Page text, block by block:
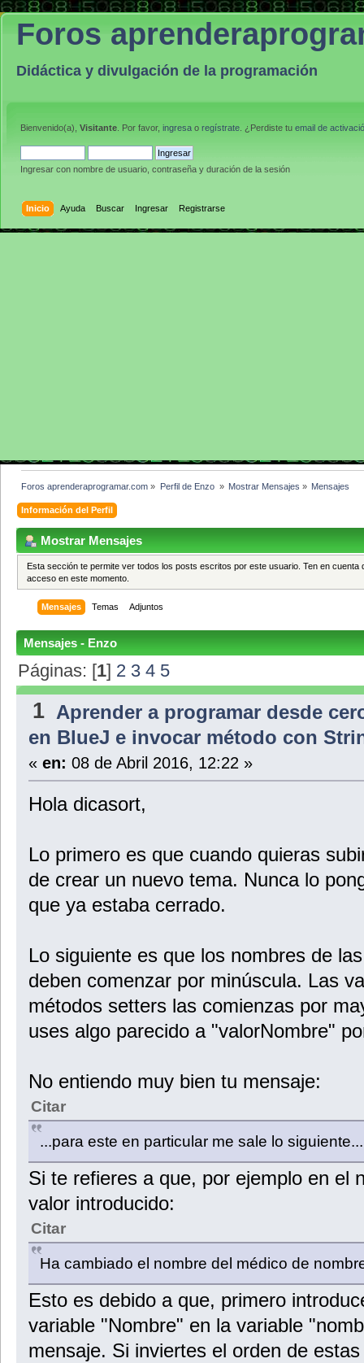
Foros
Didáctica y divulgación de la programación
Bienvenido(a), Visitante . Por favor, ingresa o regístrate . ¿Perdiste tu email de
Ingresar con nombre de usuario, contraseña y duración de la sesión
Inicio Ayuda Buscar Ingresar Registrarse
Foros aprenderaprogramar.com » Perfil de Enzo » Mostrar Mensajes » Mensajes
Información del Perfil
Mostrar Mensajes
Esta sección te permite ver todos los posts escritos por este usuario. Ten en
acceso en este momento.
Mensajes Temas Adjuntos
Mensajes - Enzo
Páginas: [1] 2 3 4 5
1 Aprender a programar desde
en BlueJ e invocar método con
« en: 08 de Abril 2016, 12:22 »
Hola dicasort,
Lo primero es que cuando quieras
de crear un nuevo tema. Nunca lo
que ya estaba cerrado.
Lo siguiente es que los nombres de
deben comenzar por minúscula. Las
métodos setters las comienzas por
uses algo parecido a "valorNombre"
No entiendo muy bien tu mensaje:
Citar
...para este en particular me sale lo siguiente...
Si te refieres a que, por ejemplo en el
valor introducido:
Citar
Ha cambiado el nombre del médico de
Esto es debido a que, primero
variable "Nombre" en la variable
mensaje. Si inviertes el orden de